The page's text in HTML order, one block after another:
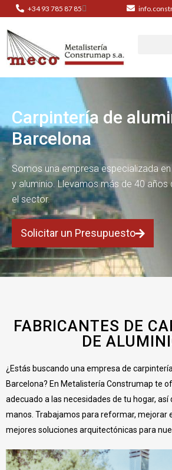
+34 93 785 87 85
Carpintería de
Barcelona
Somos una empresa especializada
y aluminio. Llevamos más de 40 años
el sector.
Solicitar un Presupuesto
FABRICANTES DE
DE
¿Estás buscando una empresa de
Barcelona? En Metalistería Construmap te
adecuado a las necesidades de tu hogar, así
manos. Trabajamos para reformar, mejorar
mejores soluciones arquitectónicas para